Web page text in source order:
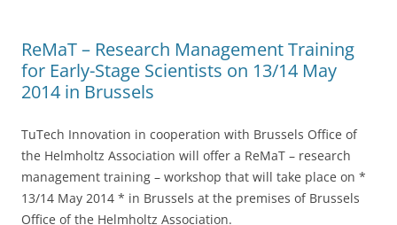
ReMaT – Research Management Training
for Early-Stage Scientists on 13/14 May
2014 in Brussels
TuTech Innovation in cooperation with Brussels Office of
the Helmholtz Association will offer a ReMaT – research
management training – workshop that will take place on *
13/14 May 2014 * in Brussels at the premises of Brussels
Office of the Helmholtz Association.